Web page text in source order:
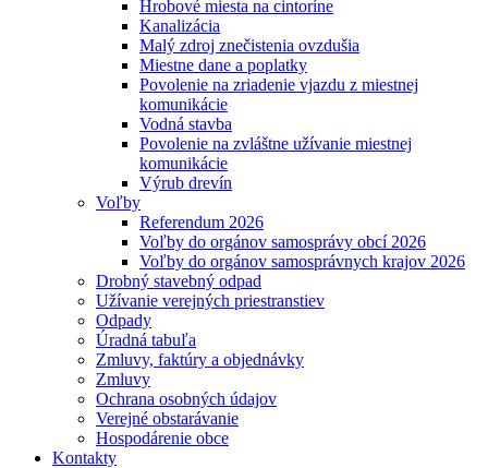
Hrobové miesta na cintoríne
Kanalizácia
Malý zdroj znečistenia ovzdušia
Miestne dane a poplatky
Povolenie na zriadenie vjazdu z miestnej
komunikácie
Vodná stavba
Povolenie na zvláštne užívanie miestnej
komunikácie
Výrub drevín
Voľby
Referendum 2026
Voľby do orgánov samosprávy obcí 2026
Voľby do orgánov samosprávnych krajov 2026
Drobný stavebný odpad
Užívanie verejných priestranstiev
Odpady
Úradná tabuľa
Zmluvy, faktúry a objednávky
Zmluvy
Ochrana osobných údajov
Verejné obstarávanie
Hospodárenie obce
Kontakty